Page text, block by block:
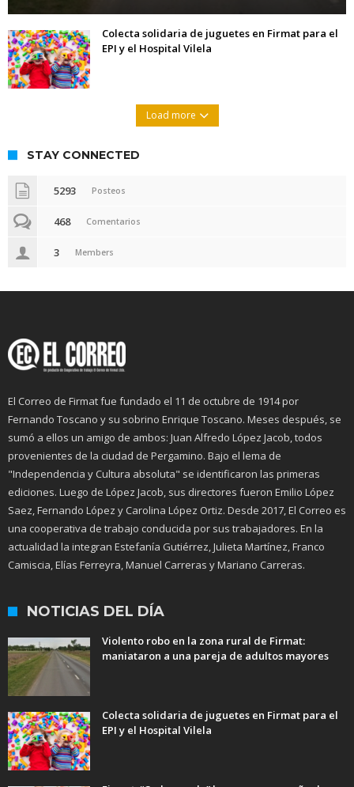
Colecta solidaria de juguetes en Firmat para el
EPI y el Hospital Vilela
Load more
STAY CONNECTED
5293 Posteos
468 Comentarios
3 Members
El Correo de Firmat fue fundado el 11 de octubre de 1914 por
Fernando Toscano y su sobrino Enrique Toscano. Meses después, se
sumó a ellos un amigo de ambos: Juan Alfredo López Jacob, todos
provenientes de la ciudad de Pergamino. Bajo el lema de
"Independencia y Cultura absoluta" se identificaron las primeras
ediciones. Luego de López Jacob, sus directores fueron Emilio López
Saez, Fernando López y Carolina López Ortiz. Desde 2017, El Correo es
una cooperativa de trabajo conducida por sus trabajadores. En la
actualidad la integran Estefanía Gutiérrez, Julieta Martínez, Franco
Camiscia, Elías Ferreyra, Manuel Carreras y Mariano Carreras.
NOTICIAS DEL DÍA
Violento robo en la zona rural de Firmat:
maniataron a una pareja de adultos mayores
Colecta solidaria de juguetes en Firmat para el
EPI y el Hospital Vilela